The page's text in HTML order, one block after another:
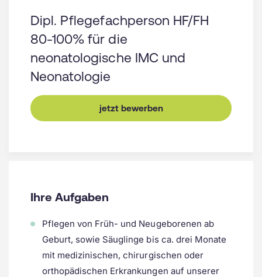
Dipl. Pflegefachperson HF/FH
80-100% für die
neonatologische IMC und
Neonatologie
jetzt bewerben
Ihre Aufgaben
Pflegen von Früh- und Neugeborenen ab
Geburt, sowie Säuglinge bis ca. drei Monate
mit medizinischen, chirurgischen oder
orthopädischen Erkrankungen auf unserer